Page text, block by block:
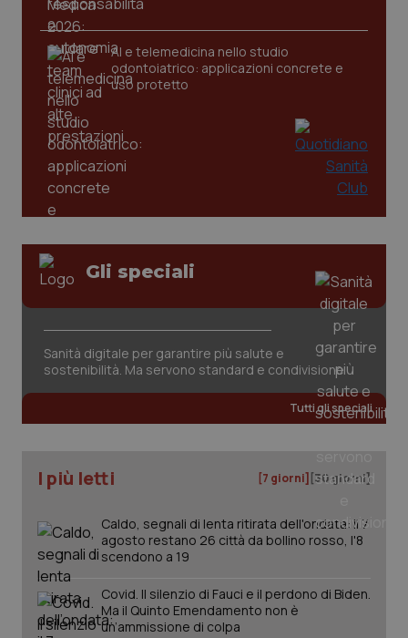
AI e telemedicina nello studio
odontoiatrico: applicazioni concrete e
uso protetto
Gli speciali
Sanità digitale per garantire più salute e
sostenibilità. Ma servono standard e condivisione
Tutti gli speciali
I più letti [7 giorni] [30 giorni]
Caldo, segnali di lenta ritirata dell'ondata: il 7
agosto restano 26 città da bollino rosso, l'8
scendono a 19
Covid. Il silenzio di Fauci e il perdono di Biden.
Ma il Quinto Emendamento non è
un’ammissione di colpa
www.quotidianosanita.it
tracking-enable
tracking-sites-ironfish-